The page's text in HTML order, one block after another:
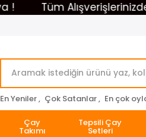
Tüm Alışverişlerinizde
En Yeniler , Çok Satanlar , En çok
Çay
Takımı
Tepsili Çay
Setleri